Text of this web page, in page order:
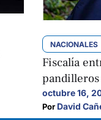
NACIONALES
Fiscalía
octubre 16,
Por David